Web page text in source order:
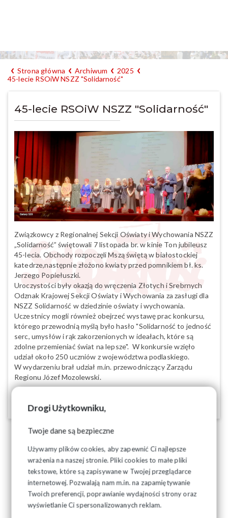
Drogi Użytkowniku,
Twoje dane są bezpieczne
Używamy plików cookies, aby zapewnić Ci najlepsze
wrażenia na naszej stronie. Pliki cookies to małe pliki
tekstowe, które są zapisywane w Twojej przeglądarce
internetowej. Pozwalają nam m.in. na zapamiętywanie
Twoich preferencji, poprawianie wydajności strony oraz
wyświetlanie Ci spersonalizowanych reklam.
Strona główna Archiwum
2025
45-lecie RSOiW NSZZ "Solidarność"
45-lecie RSOiW NSZZ "Solidarność"
Związkowcy z Regionalnej Sekcji Oświaty i Wychowania NSZZ
„Solidarność” świętowali 7 listopada br. w kinie Ton jubileusz
45-lecia. Obchody rozpoczęli Mszą świętą w białostockiej
katedrze,następnie złożono kwiaty przed pomnikiem bł. ks.
Jerzego Popiełuszki.
Uroczystości były okazją do wręczenia Złotych i Srebrnych
Odznak Krajowej Sekcji Oświaty i Wychowania za zasługi dla
NSZZ Solidarność w dziedzinie oświaty i wychowania.
Uczestnicy mogli również obejrzeć wystawę prac konkursu,
którego przewodnią myślą było hasło "Solidarność to jedność
serc, umysłów i rąk zakorzenionych w ideałach, które są
zdolne przemieniać świat na lepsze". W konkursie wzięło
udział około 250 uczniów z województwa podlaskiego.
W wydarzeniu brał udział m.in. przewodniczący Zarządu
Regionu Józef Mozolewski.
08-11-2025